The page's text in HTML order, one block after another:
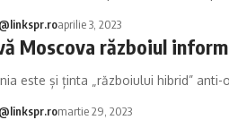
aprilie 3, 2023
Moscova războiul
este și ținta „războiului hibrid”
martie 29, 2023